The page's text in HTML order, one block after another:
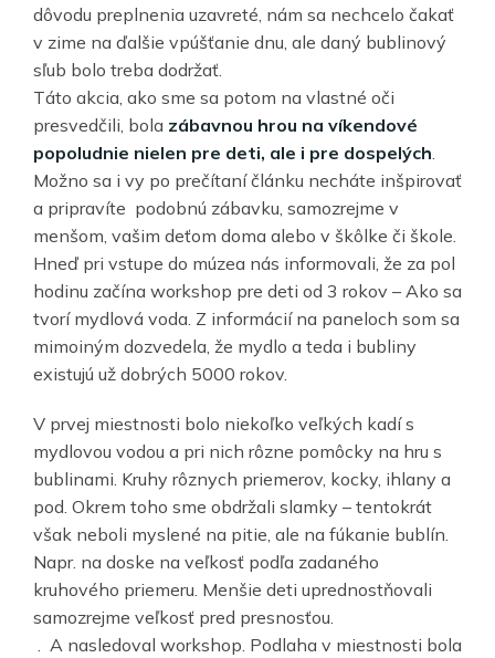
dôvodu preplnenia uzavreté, nám sa nechcelo čakať
v zime na ďalšie vpúšťanie dnu, ale daný bublinový
sľub bolo treba dodržať.
Táto akcia, ako sme sa potom na vlastné oči
presvedčili, bola zábavnou hrou na víkendové
popoludnie nielen pre deti, ale i pre dospelých.
Možno sa i vy po prečítaní článku necháte inšpirovať
a pripravíte podobnú zábavku, samozrejme v
menšom, vašim deťom doma alebo v škôlke či škole.
Hneď pri vstupe do múzea nás informovali, že za pol
hodinu začína workshop pre deti od 3 rokov – Ako sa
tvorí mydlová voda. Z informácií na paneloch som sa
mimoiným dozvedela, že mydlo a teda i bubliny
existujú už dobrých 5000 rokov.
V prvej miestnosti bolo niekoľko veľkých kadí s
mydlovou vodou a pri nich rôzne pomôcky na hru s
bublinami. Kruhy rôznych priemerov, kocky, ihlany a
pod. Okrem toho sme obdržali slamky – tentokrát
však neboli myslené na pitie, ale na fúkanie bublín.
Napr. na doske na veľkosť podľa zadaného
kruhového priemeru. Menšie deti uprednostňovali
samozrejme veľkosť pred presnosťou.
. A nasledoval workshop. Podlaha v miestnosti bola